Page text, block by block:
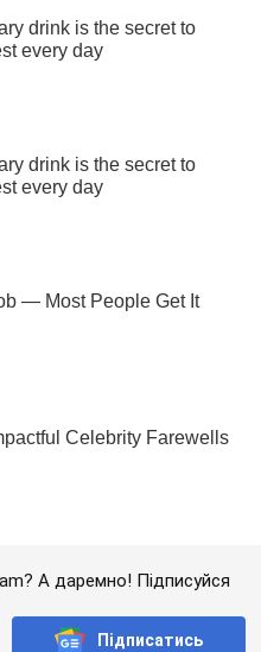
А даремно! Підписуйся
Підписатись